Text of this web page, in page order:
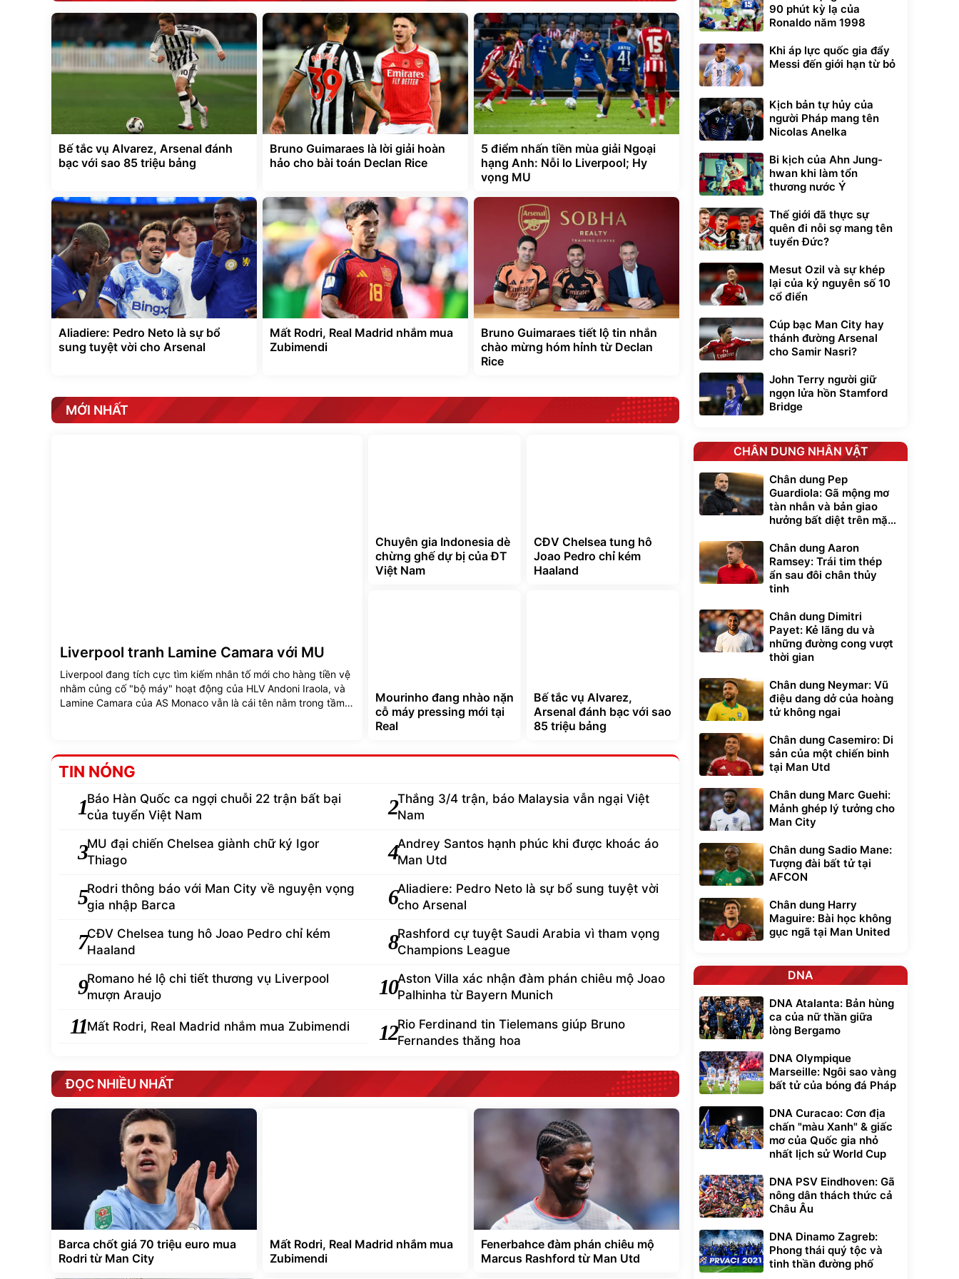
Bế tắc vụ Alvarez, Arsenal đánh
bạc với sao 85 triệu bảng
Bruno Guimaraes là lời giải hoàn
hảo cho bài toán Declan Rice
5 điểm nhấn tiền mùa giải Ngoại
hạng Anh: Nỗi lo Liverpool; Hy
vọng MU
Aliadiere: Pedro Neto là sự bổ
sung tuyệt vời cho Arsenal
Mất Rodri, Real Madrid nhắm mua
Zubimendi
Bruno Guimaraes tiết lộ tin nhắn
chào mừng hóm hỉnh từ Declan
Rice
MỚI NHẤT
Liverpool tranh Lamine Camara với MU
Liverpool đang tích cực tìm kiếm nhân tố mới cho hàng tiền vệ
nhằm củng cố "bộ máy" hoạt động của HLV Andoni Iraola, và
Lamine Camara của AS Monaco vẫn là cái tên nằm trong tầm
Chuyên gia Indonesia dè
chừng ghế dự bị của ĐT
Việt Nam
CĐV Chelsea tung hô
Joao Pedro chỉ kém
Haaland
Mourinho đang nhào nặn
cỗ máy pressing mới tại
Real
Bế tắc vụ Alvarez,
Arsenal đánh bạc với sao
85 triệu bảng
TIN NÓNG
1Báo Hàn Quốc ca ngợi chuỗi 22 trận bất bại
của tuyển Việt Nam
2Thắng 3/4 trận, báo Malaysia vẫn ngại Việt
Nam
3MU đại chiến Chelsea giành chữ ký Igor
Thiago
4Andrey Santos hạnh phúc khi được khoác áo
Man Utd
5Rodri thông báo với Man City về nguyện vọng
gia nhập Barca
6Aliadiere: Pedro Neto là sự bổ sung tuyệt vời
cho Arsenal
7CĐV Chelsea tung hô Joao Pedro chỉ kém
Haaland
8Rashford cự tuyệt Saudi Arabia vì tham vọng
Champions League
9Romano hé lộ chi tiết thương vụ Liverpool
mượn Araujo
10Aston Villa xác nhận đàm phán chiêu mộ Joao
Palhinha từ Bayern Munich
11Mất Rodri, Real Madrid nhắm mua Zubimendi 12Rio Ferdinand tin Tielemans giúp Bruno
Fernandes thăng hoa
ĐỌC NHIỀU NHẤT
Barca chốt giá 70 triệu euro mua
Rodri từ Man City
Mất Rodri, Real Madrid nhắm mua
Zubimendi
Fenerbahce đàm phán chiêu mộ
Marcus Rashford từ Man Utd
90 phút kỳ lạ của
Ronaldo năm 1998
Khi áp lực quốc gia đẩy
Messi đến giới hạn từ bỏ
Kịch bản tự hủy của
người Pháp mang tên
Nicolas Anelka
Bi kịch của Ahn Jung-
hwan khi làm tổn
thương nước Ý
Thế giới đã thực sự
quên đi nỗi sợ mang tên
tuyển Đức?
Mesut Ozil và sự khép
lại của kỷ nguyên số 10
cổ điển
Cúp bạc Man City hay
thánh đường Arsenal
cho Samir Nasri?
John Terry người giữ
ngọn lửa hồn Stamford
Bridge
CHÂN DUNG NHÂN VẬT
Chân dung Pep
Guardiola: Gã mộng mơ
tàn nhẫn và bản giao
hưởng bất diệt trên mặt
Chân dung Aaron
Ramsey: Trái tim thép
ẩn sau đôi chân thủy
tinh
Chân dung Dimitri
Payet: Kẻ lãng du và
những đường cong vượt
thời gian
Chân dung Neymar: Vũ
điệu dang dở của hoàng
tử không ngai
Chân dung Casemiro: Di
sản của một chiến binh
tại Man Utd
Chân dung Marc Guehi:
Mảnh ghép lý tưởng cho
Man City
Chân dung Sadio Mane:
Tượng đài bất tử tại
AFCON
Chân dung Harry
Maguire: Bài học không
gục ngã tại Man United
DNA
DNA Atalanta: Bản hùng
ca của nữ thần giữa
lòng Bergamo
DNA Olympique
Marseille: Ngôi sao vàng
bất tử của bóng đá Pháp
DNA Curacao: Cơn địa
chấn "màu Xanh" & giấc
mơ của Quốc gia nhỏ
nhất lịch sử World Cup
DNA PSV Eindhoven: Gã
nông dân thách thức cả
Châu Âu
DNA Dinamo Zagreb:
Phong thái quý tộc và
tinh thần đường phố